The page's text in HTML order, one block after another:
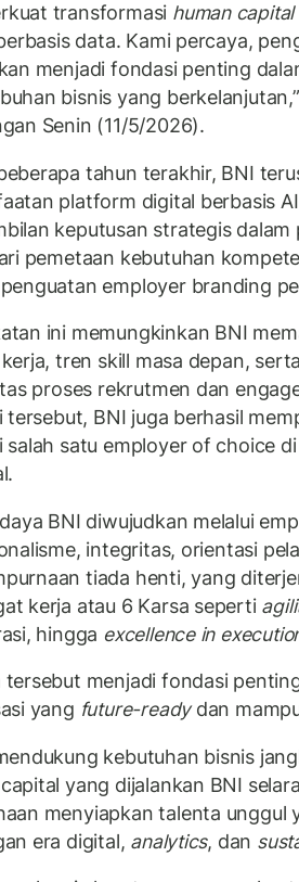
transformasi human capital
data. Kami percaya,
menjadi fondasi penting
bisnis yang
Senin (11/5/2026).
tahun terakhir, BNI
platform digital berbasis
keputusan strategis dalam
pemetaan kebutuhan
employer branding
ini memungkinkan BNI
tren skill masa depan,
proses rekrutmen dan
tersebut, BNI juga berhasil
salah satu employer of choice
BNI diwujudkan melalui
integritas, orientasi
tiada henti, yang
kerja atau 6 Karsa seperti
hingga excellence in
tersebut menjadi fondasi
yang future-readydan
kebutuhan bisnis
yang dijalankan BNI
menyiapkan talenta unggul
era digital, analytics, dan